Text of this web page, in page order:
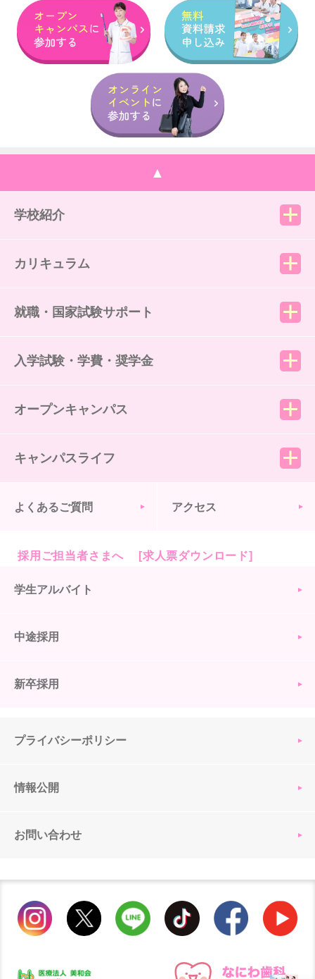
▲
学校紹介
カリキュラム
就職・国家試験サポート
入学試験・学費・奨学金
オープンキャンパス
キャンパスライフ
よくあるご質問 アクセス
採用ご担当者さまへ [求人票ダウンロード]
学生アルバイト
中途採用
新卒採用
プライバシーポリシー
情報公開
お問い合わせ